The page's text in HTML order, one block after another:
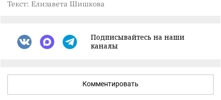
Текст: Елизавета Шишкова
Подписывайтесь на наши
каналы
Комментировать